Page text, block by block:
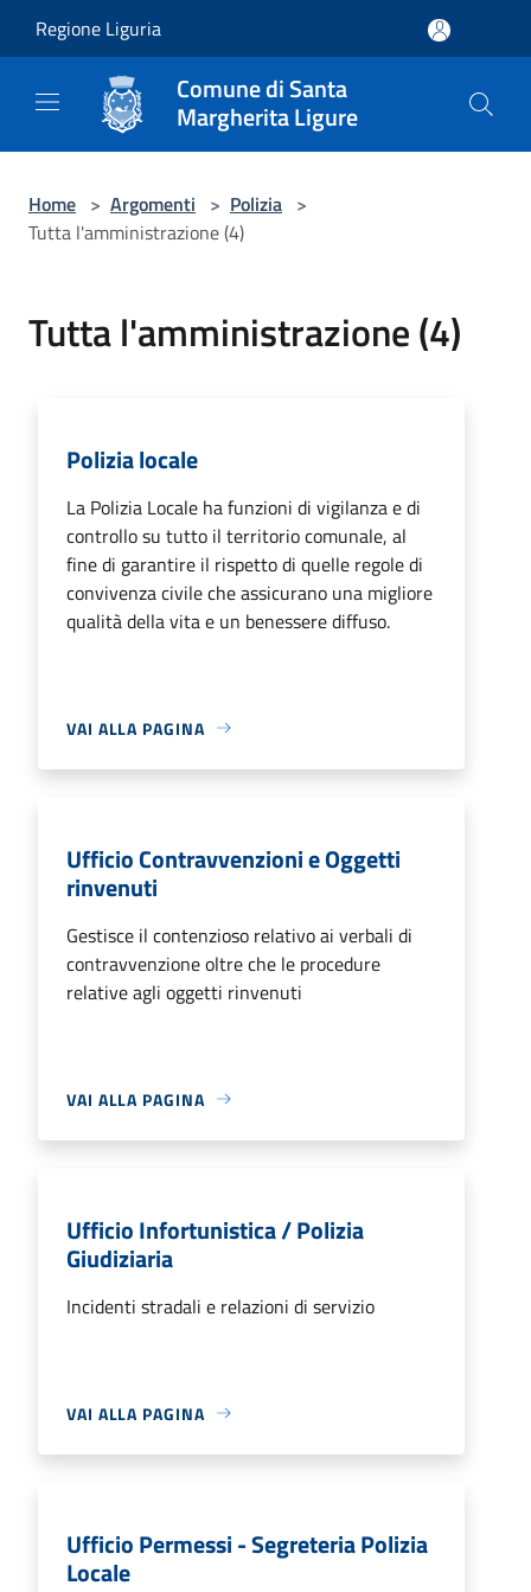
Regione Liguria
Comune di Santa
Margherita Ligure
Home > Argomenti > Polizia >
Tutta l'amministrazione (4)
Tutta l'amministrazione (4)
Polizia locale
La Polizia Locale ha funzioni di vigilanza e di
controllo su tutto il territorio comunale, al
fine di garantire il rispetto di quelle regole di
convivenza civile che assicurano una migliore
qualità della vita e un benessere diffuso.
VAI ALLA PAGINA
Ufficio Contravvenzioni e Oggetti
rinvenuti
Gestisce il contenzioso relativo ai verbali di
contravvenzione oltre che le procedure
relative agli oggetti rinvenuti
VAI ALLA PAGINA
Ufficio Infortunistica / Polizia
Giudiziaria
Incidenti stradali e relazioni di servizio
VAI ALLA PAGINA
Ufficio Permessi - Segreteria Polizia
Locale